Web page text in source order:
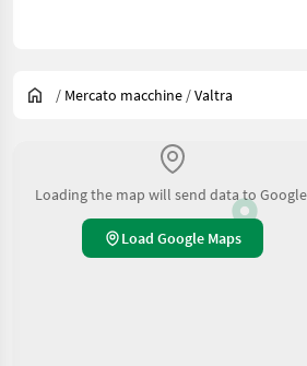
/ Mercato macchine /Valtra
Loading the map will send data to
Load Google Maps